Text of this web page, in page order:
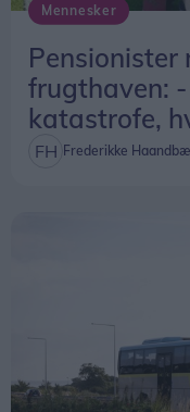
Mennesker
Pensionister
frugthaven:
katastrofe,
Frederikke